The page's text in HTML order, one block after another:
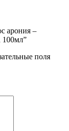
арония –
100мл”
поля